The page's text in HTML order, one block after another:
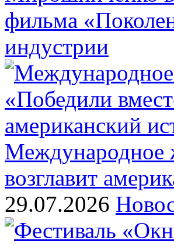
фильма
индустрии
Международное
возглавит
29.07.2026